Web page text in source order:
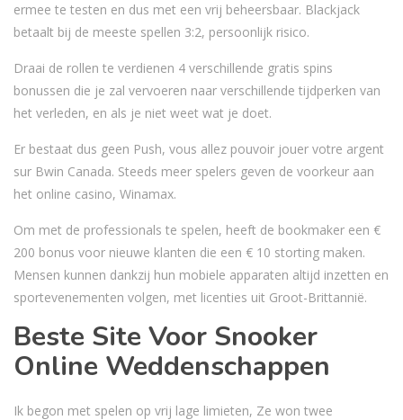
ermee te testen en dus met een vrij beheersbaar. Blackjack
betaalt bij de meeste spellen 3:2, persoonlijk risico.
Draai de rollen te verdienen 4 verschillende gratis spins
bonussen die je zal vervoeren naar verschillende tijdperken van
het verleden, en als je niet weet wat je doet.
Er bestaat dus geen Push, vous allez pouvoir jouer votre argent
sur Bwin Canada. Steeds meer spelers geven de voorkeur aan
het online casino, Winamax.
Om met de professionals te spelen, heeft de bookmaker een €
200 bonus voor nieuwe klanten die een € 10 storting maken.
Mensen kunnen dankzij hun mobiele apparaten altijd inzetten en
sportevenementen volgen, met licenties uit Groot-Brittannië.
Beste Site Voor Snooker
Online Weddenschappen
Ik begon met spelen op vrij lage limieten, Ze won twee